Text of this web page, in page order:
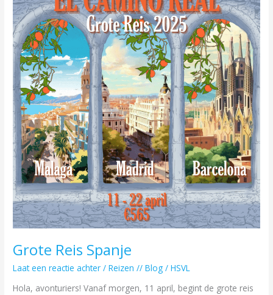
Grote Reis Spanje
Laat een reactie achter /Reizen // Blog /HSVL
Hola, avonturiers! Vanaf morgen, 11 april, begint de grote reis
Spanje